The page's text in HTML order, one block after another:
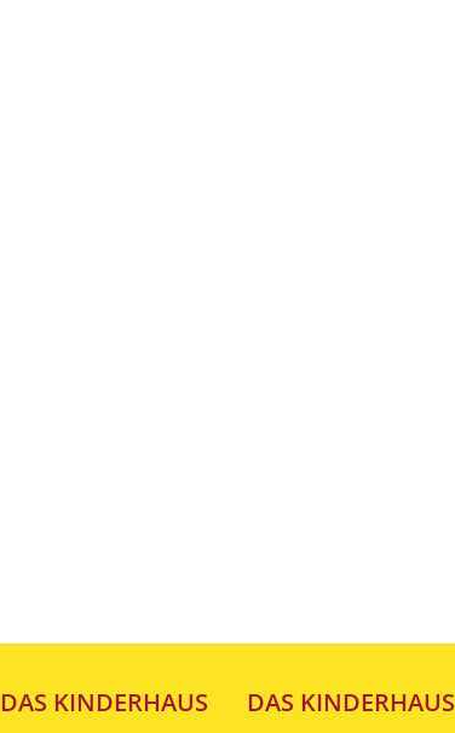
DAS KINDERHAUS DAS KINDERHAUS